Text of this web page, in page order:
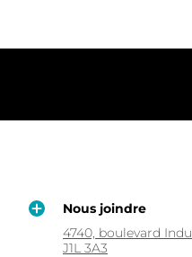
Nous joindre
4740, boulevard
J1L 3A3